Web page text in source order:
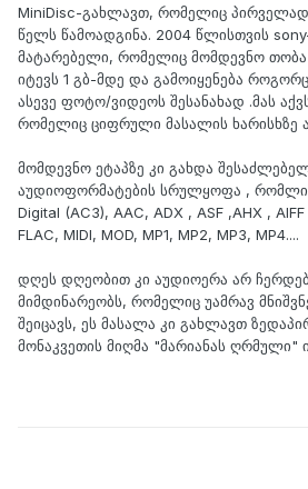
MiniDisc-გახლავთ, რომელიც პირველად
წელს წამოადგინა. 2004 წლისთვის
მატარებელი, რომელიც მომდევნო
იტევს 1 გბ-მდე და გამოიყენება
ასევე ფოტო/ვიდეოს შესანახად .მას
რომელიც ციფრული მასალის ხარისხზე
მომდევნო ეტაპზე კი გახდა
აუდიოფორმატების სრულყოფა , რომლის
Digital (AC3), AAC, ADX , ASF ,AHX , AIFF
FLAC, MIDI, MOD, MP1, MP2, MP3, MP4....
დღეს დღეობით კი აუდიოერა არ
მიმდინარეობს, რომელიც უამრავ
შეიცავს, ეს მასალა კი გახლავთ
მონაკვეთის მიღმა "მარიანას ღრმული"